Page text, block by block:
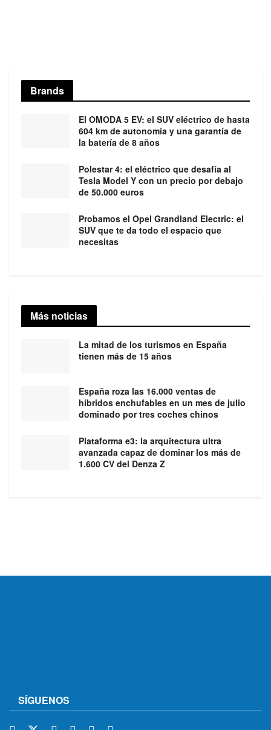
Brands
El OMODA 5 EV: el SUV eléctrico de hasta
604 km de autonomía y una garantía de
la batería de 8 años
Polestar 4: el eléctrico que desafía al
Tesla Model Y con un precio por debajo
de 50.000 euros
Probamos el Opel Grandland Electric: el
SUV que te da todo el espacio que
necesitas
Más noticias
La mitad de los turismos en España
tienen más de 15 años
España roza las 16.000 ventas de
híbridos enchufables en un mes de julio
dominado por tres coches chinos
Plataforma e3: la arquitectura ultra
avanzada capaz de dominar los más de
1.600 CV del Denza Z
SÍGUENOS